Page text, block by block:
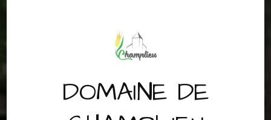
DOMAINE DE